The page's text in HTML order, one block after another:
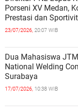
Porseni XV Medan,
Prestasi dan
23/07/2026, 20:07 WIB
Dua Mahasiswa
National Welding
Surabaya
17/07/2026, 10:38 WIB